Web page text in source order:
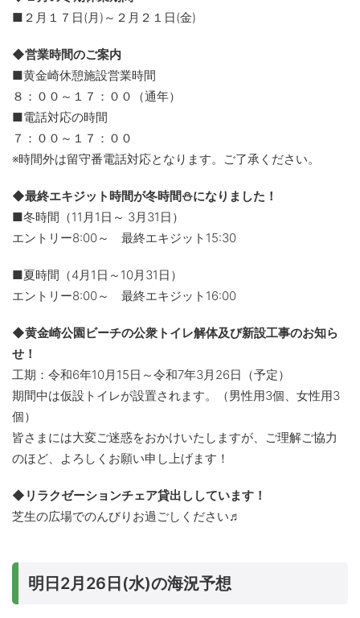
■２月１７日(月)～２月２１日(金)
◆営業時間のご案内
■黄金崎休憩施設営業時間
８：００～１７：００（通年）
■電話対応の時間
７：００～１７：００
※時間外は留守番電話対応となります。ご了承ください。
◆最終エキジット時間が冬時間⛄になりました！
■冬時間（11月1日～ 3月31日）
エントリー8:00～ 最終エキジット15:30
■夏時間（4月1日～10月31日）
エントリー8:00～ 最終エキジット16:00
◆黄金崎公園ビーチの公衆トイレ解体及び新設工事のお知ら
せ！
工期：令和6年10月15日～令和7年3月26日（予定）
期間中は仮設トイレが設置されます。（男性用3個、女性用3
個）
皆さまには大変ご迷惑をおかけいたしますが、ご理解ご協力
のほど、よろしくお願い申し上げます！
◆リラクゼーションチェア貸出ししています！
芝生の広場でのんびりお過ごしください♬
明日2月26日(水)の海況予想